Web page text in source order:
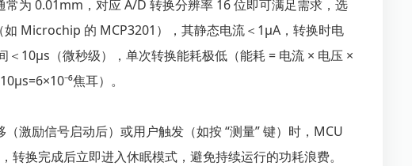
常为 0.01mm，对应 A/D 转换分辨率 16 位即可满足需求，选
如 Microchip 的 MCP3201），其静态电流＜1μA，转换时电
＜10μs（微秒级），单次转换能耗极低（能耗 = 电流 × 电压 ×
焦耳）。
激励信号启动后）或用户触发（如按 “测量” 键）时，MCU
转换完成后立即进入休眠模式，避免持续运行的功耗浪费。